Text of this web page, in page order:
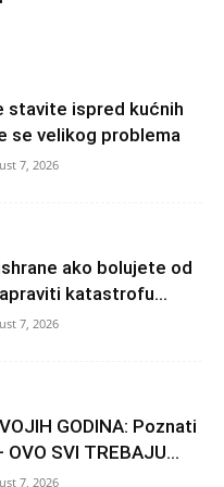
stavite ispred kućnih
se velikog problema
7, 2026
ako bolujete od
katastrofu...
7, 2026
GODINA: Poznati
SVI TREBAJU...
7, 2026